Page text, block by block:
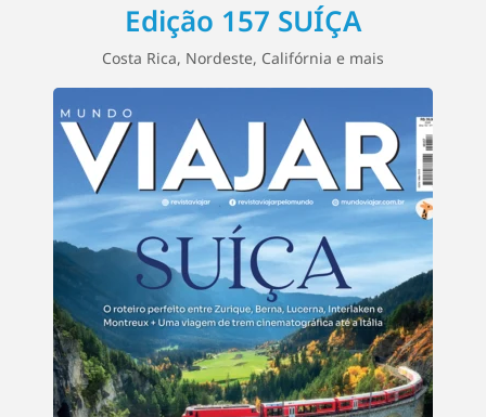
Edição 157 SUÍÇA
Costa Rica, Nordeste, Califórnia e mais